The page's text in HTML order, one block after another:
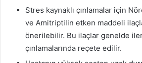
Stres kaynaklı çınlamalar için
ve Amitriptilin etken maddeli
önerilebilir. Bu ilaçlar genelde
çınlamalarında reçete edilir.